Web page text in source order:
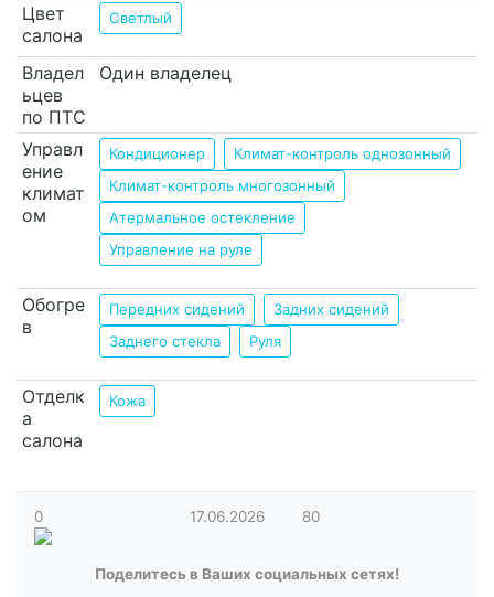
Цвет
салона
Светлый
Владел
ьцев
по ПТС
Один владелец
Управл
ение
климат
ом
Кондиционер
Климат-контроль однозонный
Климат-контроль многозонный
Атермальное остекление
Управление на руле
Обогре
в
Передних сидений
Задних сидений
Заднего стекла
Руля
Отделк
а
салона
Кожа
0 17.06.2026 80
Поделитесь в Ваших социальных сетях!